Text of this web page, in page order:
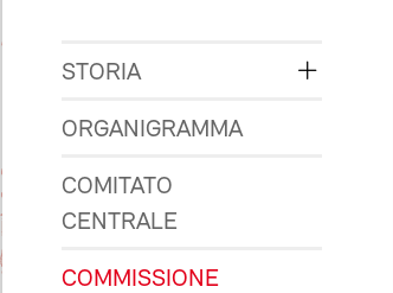
STORIA
ORGANIGRAMMA
COMITATO
CENTRALE
COMMISSIONE